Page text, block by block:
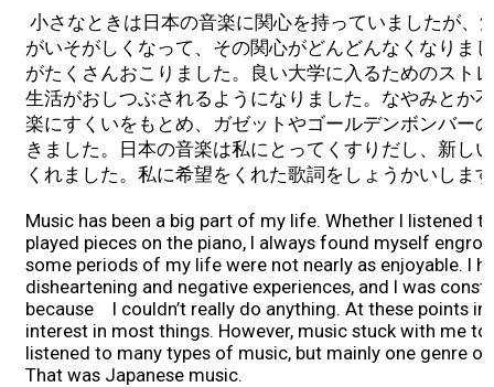
小さなときは日本の音楽に関心を持っていましたが、
がいそがしくなって、その関心がどんどんなくなりま
がたくさんおこりました。良い大学に入るためのスト
生活がおしつぶされるようになりました。なやみとか
楽にすくいをもとめ、ガゼットやゴールデンボンバー
きました。日本の音楽は私にとってくすりだし、新し
くれました。私に希望をくれた歌詞をしょうかいしま
Music has been a big part of my life. Whether I listened
played pieces on the piano, I always found myself
some periods of my life were not nearly as enjoyable. I
disheartening and negative experiences, and I was
because I couldn’t really do anything. At these points
interest in most things. However, music stuck with me to
listened to many types of music, but mainly one genre
That was Japanese music.